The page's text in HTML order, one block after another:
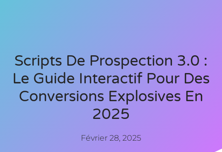
Scripts De Prospection 3.0 :
Le Guide Interactif Pour Des
Conversions Explosives En
2025
Février 28, 2025